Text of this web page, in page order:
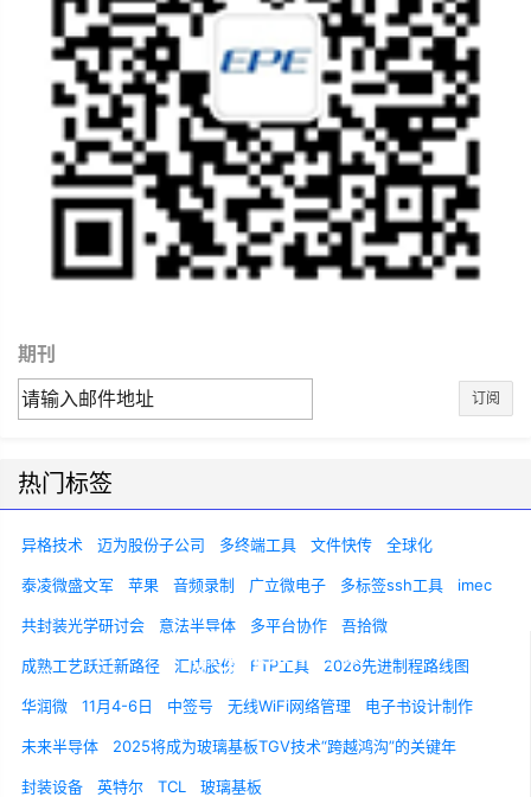
期刊
订阅
热门标签
异格技术 迈为股份子公司 多终端工具 文件快传 全球化
泰凌微盛文军 苹果 音频录制 广立微电子 多标签ssh工具 imec
共封装光学研讨会 意法半导体 多平台协作 吾拾微
成熟工艺跃迁新路径 汇成股份 FTP工具 2026先进制程路线图
华润微 11月4-6日 中签号 无线WiFi网络管理 电子书设计制作
未来半导体 2025将成为玻璃基板TGV技术“跨越鸿沟”的关键年
封装设备 英特尔 TCL 玻璃基板